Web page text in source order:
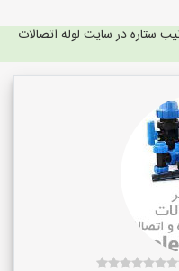
ستاره در سایت لوله اتصالات